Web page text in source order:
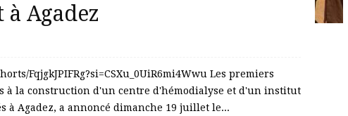
Agadez
FqjgkJPIFRg?si=CSXu_0UiR6mi4Wwu Les premiers
à la construction d'un centre d'hémodialyse et d'un institut
à Agadez, a annoncé dimanche 19 juillet le...